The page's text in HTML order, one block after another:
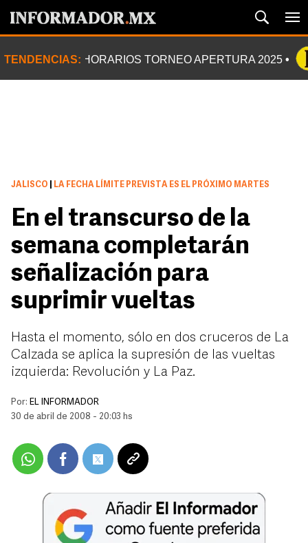
TENDENCIAS: HORARIOS TORNEO APERTURA 2025
JALISCO LA FECHA LÍMITE PREVISTA ES EL PRÓXIMO MARTES
En el transcurso de la
semana completarán
señalización para
suprimir vueltas
Hasta el momento, sólo en dos cruceros de La
Calzada se aplica la supresión de las vueltas
izquierda: Revolución y La Paz.
Por: EL INFORMADOR
30 de abril de 2008 - 20:03 hs